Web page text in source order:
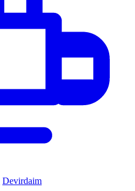
Devirdaim